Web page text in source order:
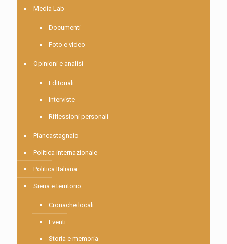
Media Lab
Documenti
Foto e video
Opinioni e analisi
Editoriali
Interviste
Riflessioni personali
Piancastagnaio
Politica internazionale
Politica Italiana
Siena e territorio
Cronache locali
Eventi
Storia e memoria